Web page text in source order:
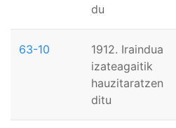
du
63-10
1912. Iraindua
izateagaitik
hauzitaratzen
ditu